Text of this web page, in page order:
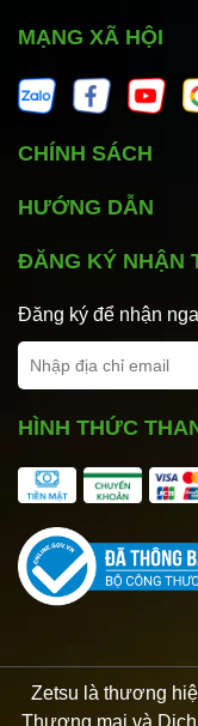
MẠNG XÃ HỘI
CHÍNH SÁCH
HƯỚNG DẪN
ĐĂNG KÝ NHẬN
Đăng ký để nhận
HÌNH THỨC
Zetsu là thương